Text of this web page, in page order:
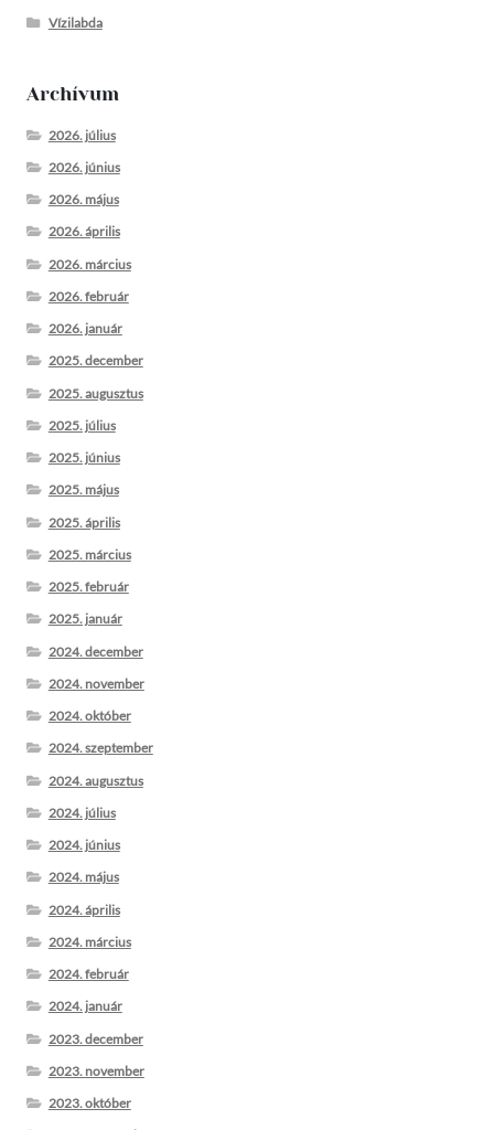
Vízilabda
Archívum
2026. július
2026. június
2026. május
2026. április
2026. március
2026. február
2026. január
2025. december
2025. augusztus
2025. július
2025. június
2025. május
2025. április
2025. március
2025. február
2025. január
2024. december
2024. november
2024. október
2024. szeptember
2024. augusztus
2024. július
2024. június
2024. május
2024. április
2024. március
2024. február
2024. január
2023. december
2023. november
2023. október